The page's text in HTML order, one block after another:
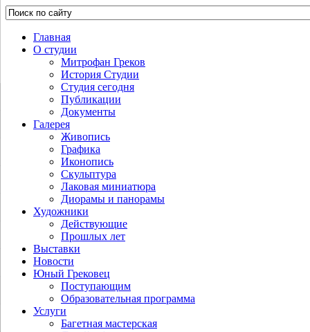
Главная
О студии
Митрофан Греков
История Студии
Студия сегодня
Публикации
Документы
Галерея
Живопись
Графика
Иконопись
Скульптура
Лаковая миниатюра
Диорамы и панорамы
Художники
Действующие
Прошлых лет
Выставки
Новости
Юный Грековец
Поступающим
Образовательная программа
Услуги
Багетная мастерская